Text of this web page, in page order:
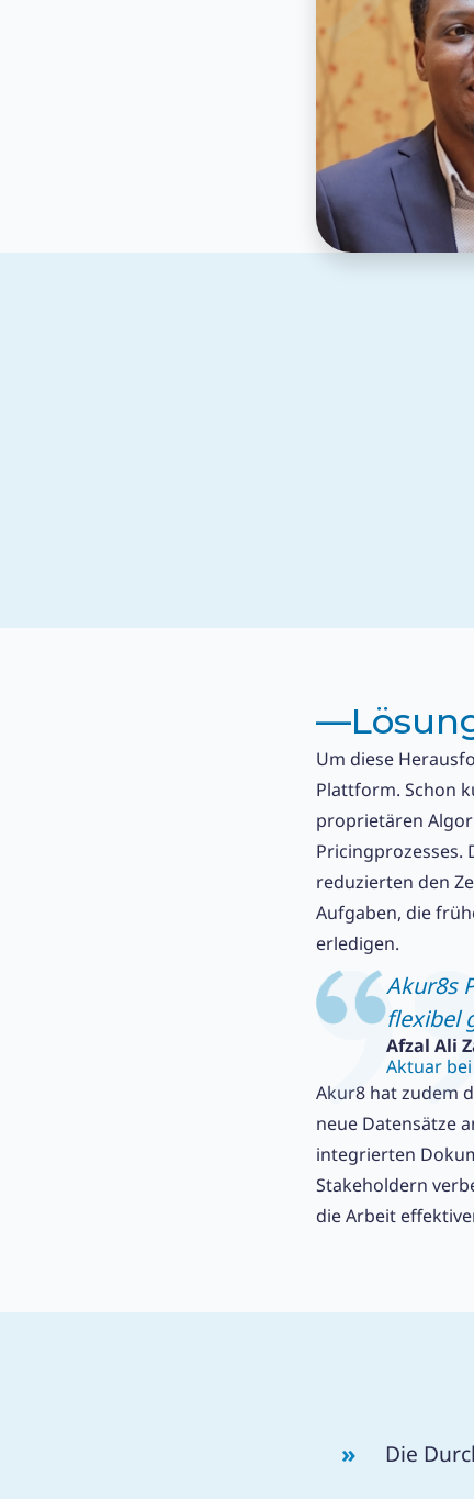
––
Um diese
Plattform. Schon
proprietären
reduzierten den
Aufgaben, die
erledigen.
Akur8s
flexibel
Afzal Ali
Aktuar
Akur8 hat zudem
neue Datensätze
integrierten
Stakeholdern
die Arbeit
Die